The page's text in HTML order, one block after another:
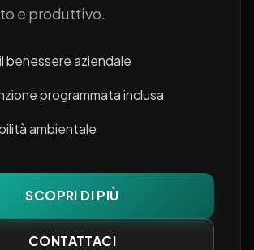
e produttivo.
benessere aziendale
programmata inclusa
ambientale
SCOPRI DI PIÙ
CONTATTACI